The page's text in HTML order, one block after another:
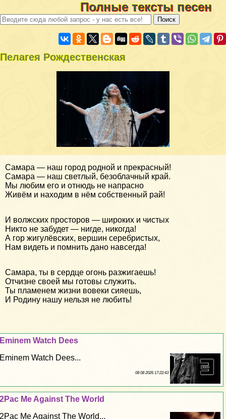
Полные тексты песен
Пелагея Рождественская
Самара — наш город родной и прекрасный!
Самара — наш светлый, безоблачный край.
Мы любим его и отнюдь не напрасно
Живём и находим в нём собственный рай!
И волжских просторов — широких и чистых
Никто не забудет — нигде, никогда!
А гор жигулёвских, вершин серебристых,
Нам видеть и помнить дано навсегда!
Самара, ты в сердце огонь разжигаешь!
Отчизне своей мы готовы служить.
Ты пламенем жизни вовеки сияешь,
И Родину нашу нельзя не любить!
Eminem Watch Dees
Eminem Watch Dees...
08 08 2026 17:22:43
2Pac Me Against The World
2Pac Me Against The World...